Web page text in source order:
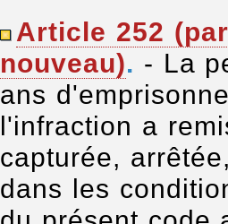
Article 252
nouveau). - La
ans
l'infraction a
capturée,
dans les